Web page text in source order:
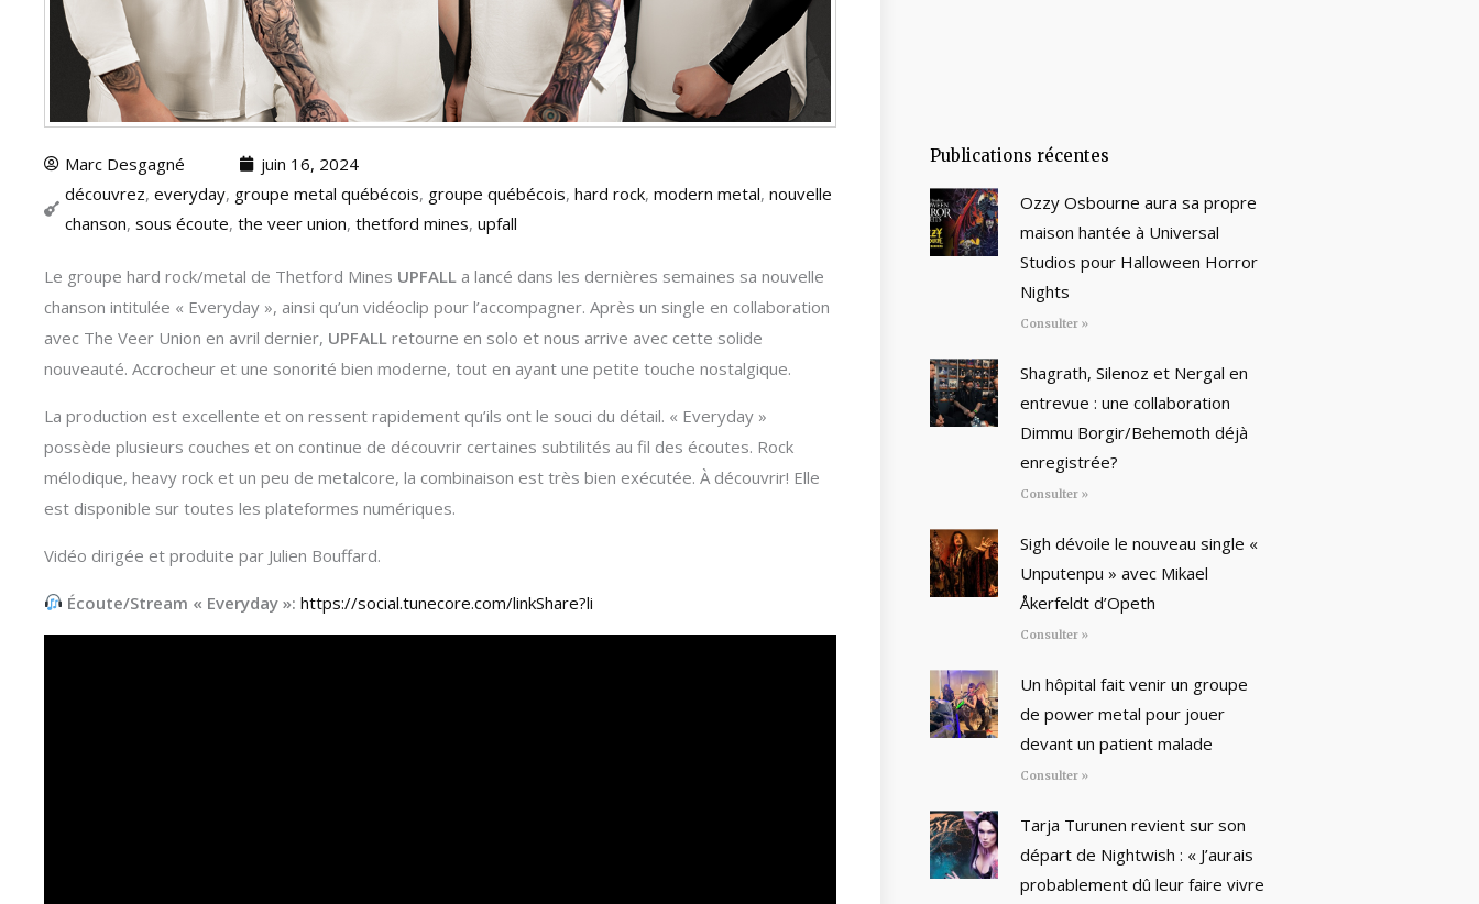
Marc Desgagné
juin 16, 2024
découvrez, everyday, groupe metal québécois, groupe québécois, hard rock, modern metal, nouvelle
chanson, sous écoute, the veer union, thetford mines, upfall
Le groupe hard rock/metal de Thetford Mines UPFALL a lancé dans les dernières semaines sa nouvelle
chanson intitulée « Everyday », ainsi qu’un vidéoclip pour l’accompagner. Après un single en collaboration
avec The Veer Union en avril dernier, UPFALL retourne en solo et nous arrive avec cette solide
nouveauté. Accrocheur et une sonorité bien moderne, tout en ayant une petite touche nostalgique.
La production est excellente et on ressent rapidement qu’ils ont le souci du détail. « Everyday »
possède plusieurs couches et on continue de découvrir certaines subtilités au fil des écoutes. Rock
mélodique, heavy rock et un peu de metalcore, la combinaison est très bien exécutée. À découvrir! Elle
est disponible sur toutes les plateformes numériques.
Vidéo dirigée et produite par Julien Bouffard.
Écoute/Stream « Everyday »:https://social.tunecore.com/linkShare?li
Publications récentes
Ozzy Osbourne aura sa propre
maison hantée à Universal
Studios pour Halloween Horror
Nights
Consulter »
Shagrath, Silenoz et Nergal en
entrevue : une collaboration
Dimmu Borgir/Behemoth déjà
enregistrée?
Consulter »
Sigh dévoile le nouveau single «
Unputenpu » avec Mikael
Åkerfeldt d’Opeth
Consulter »
Un hôpital fait venir un groupe
de power metal pour jouer
devant un patient malade
Consulter »
Tarja Turunen revient sur son
départ de Nightwish : « J’aurais
probablement dû leur faire vivre